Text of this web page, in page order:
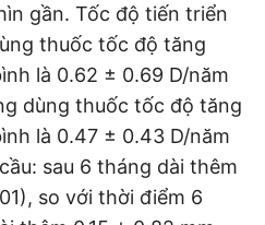
gần. Tốc độ tiến triển
thuốc tốc độ tăng
là 0.62 ± 0.69 D/năm
dùng thuốc tốc độ tăng
là 0.47 ± 0.43 D/năm
sau 6 tháng dài thêm
so với thời điểm 6